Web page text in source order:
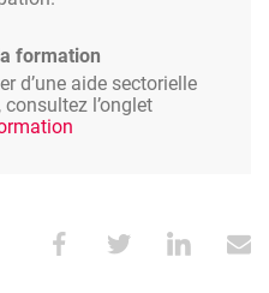
formation
d’une aide sectorielle
l’onglet